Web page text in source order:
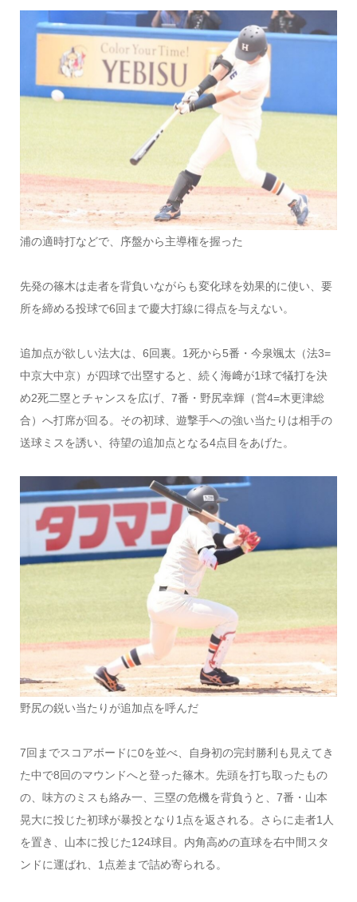
浦の適時打などで、序盤から主導権を握った
先発の篠木は走者を背負いながらも変化球を効果的に使い、要
所を締める投球で6回まで慶大打線に得点を与えない。
追加点が欲しい法大は、6回裏。1死から5番・今泉颯太（法3=
中京大中京）が四球で出塁すると、続く海﨑が1球で犠打を決
め2死二塁とチャンスを広げ、7番・野尻幸輝（営4=木更津総
合）へ打席が回る。その初球、遊撃手への強い当たりは相手の
送球ミスを誘い、待望の追加点となる4点目をあげた。
野尻の鋭い当たりが追加点を呼んだ
7回までスコアボードに0を並べ、自身初の完封勝利も見えてき
た中で8回のマウンドへと登った篠木。先頭を打ち取ったもの
の、味方のミスも絡み一、三塁の危機を背負うと、7番・山本
晃大に投じた初球が暴投となり1点を返される。さらに走者1人
を置き、山本に投じた124球目。内角高めの直球を右中間スタ
ンドに運ばれ、1点差まで詰め寄られる。